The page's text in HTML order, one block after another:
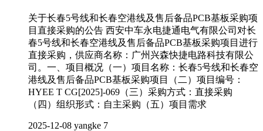
关于长春5号线和长春空港线及售后备品PCB基板采购项
目直接采购的公告 西安中车永电捷通电气有限公司对长
春5号线和长春空港线及售后备品PCB基板采购项目进行
直接采购，供应商名称：广州兴森快捷电路科技有限公
司。一、项目概况（一）项目名称：长春5号线和长春空
港线及售后备品PCB基板采购项目（二）项目编号：
HYEE T CG[2025]-069（三）采购方式：直接采购
（四）组织形式：自主采购（五）项目需求
2025-12-08 yangke 7